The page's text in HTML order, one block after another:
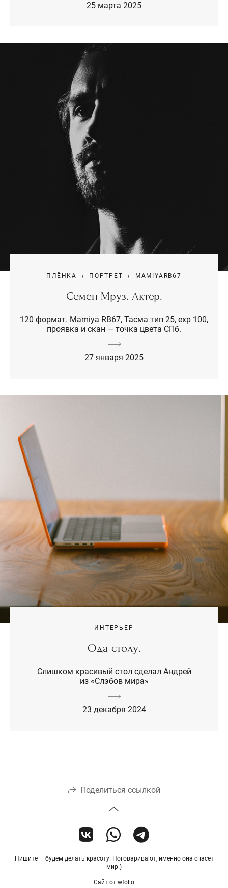
25 марта 2025
ПЛЁНКА ПОРТРЕТ MAMIYARB67
Семён Мруз. Актёр.
120 формат. Mamiya RB67, Тасма тип 25, exp 100,
проявка и скан — точка цвета СПб.
27 января 2025
ИНТЕРЬЕР
Ода столу.
Слишком красивый стол сделал Андрей
из «Слэбов мира»
23 декабря 2024
Поделиться ссылкой
Пишите — будем делать красоту. Поговаривают, именно она спасёт
мир.)
Сайт от wfolio